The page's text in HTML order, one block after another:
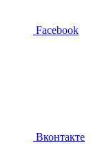
Facebook
Вконтакте